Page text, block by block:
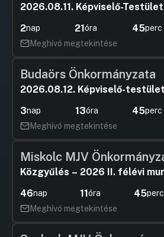
2026.08.11. Képviselő-
2nap 21óra 45perc
Meghívó megtekintése
Budaörs Önkormányzata
2026.08.12. Képviselő-
3nap 13óra 45perc
Meghívó megtekintése
Miskolc MJV
Közgyűlés – 2026 II. félévi
46nap 11óra 45perc
Meghívó megtekintése